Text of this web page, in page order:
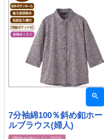
7分袖綿100％斜め釦ホー
ルブラウス(婦人)